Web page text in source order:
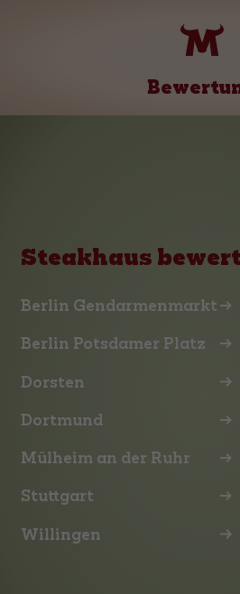
Steakhaus
Berlin Gendarmenmarkt
Berlin Potsdamer Platz
Dorsten
Dortmund
Mülheim an der Ruhr
Stuttgart
Willingen